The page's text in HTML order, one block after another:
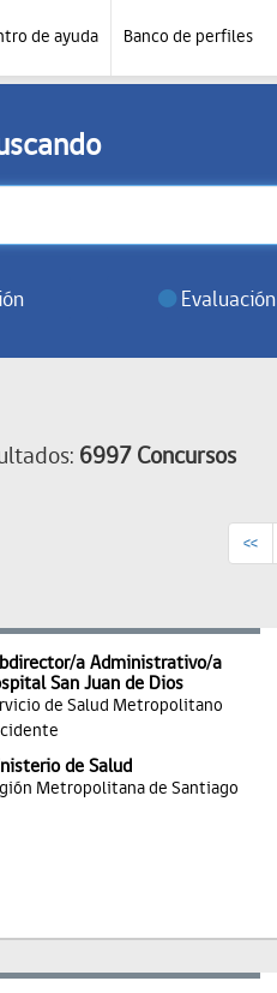
de ayuda Banco de perfiles
Evaluación
6997 Concursos
<<
a Administrativo/a
San Juan de Dios
de Salud Metropolitano
de Salud
Metropolitana de Santiago